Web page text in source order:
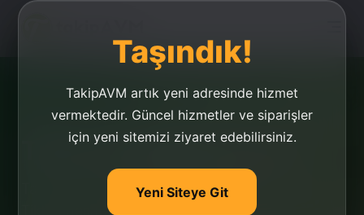
Taşındık!
TakipAVM artık yeni adresinde hizmet
vermektedir. Güncel hizmetler ve siparişler
için yeni sitemizi ziyaret edebilirsiniz.
Yeni Siteye Git
Tiktok Keşfet Satın Al
TakipAVM İle UcuzTiktok Keşfet Satın Al
Tiktok hesabının keşfetini açmak ve